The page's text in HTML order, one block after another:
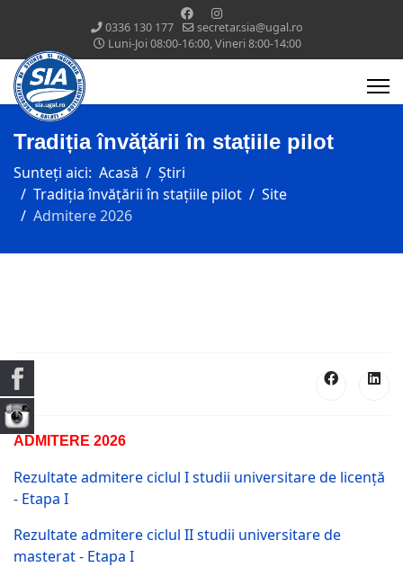
0336 130 177
secretar.sia@ugal.ro
Luni-Joi 08:00-16:00, Vineri 8:00-14:00
Tradiția învățării în stațiile pilot
Sunteți aici: Acasă
Știri
Tradiția învățării în stațiile pilot
Site
Admitere 2026
ADMITERE 2026
Rezultate admitere ciclul I studii universitare de licență
- Etapa I
Rezultate admitere ciclul II studii universitare de
masterat - Etapa I